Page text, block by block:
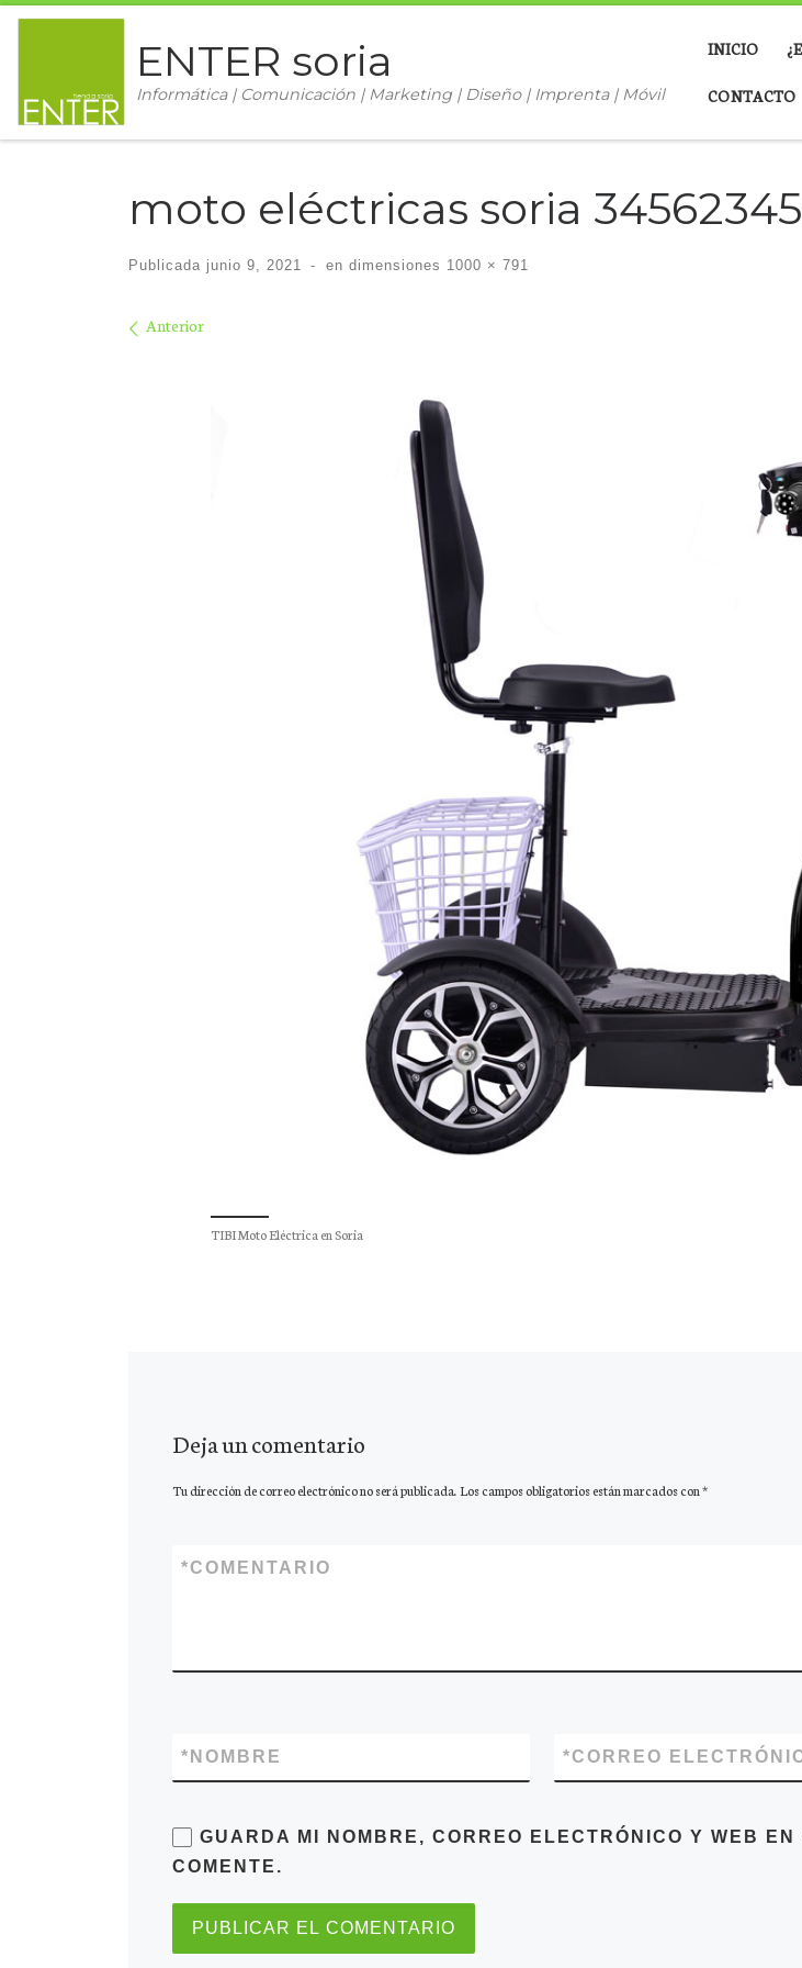
ENTER soria
Informática | Comunicación | Marketing | Diseño | Imprenta | Móvil
INICIO
CONTACTO
moto eléctricas soria 34562345
Publicada junio 9, 2021 - en dimensiones 1000 × 791
Navegación de imágenes
Anterior
TIBI Moto Eléctrica en Soria
Deja un comentario
Tu dirección de correo electrónico no será publicada.Los campos obligatorios están marcados con*
COMENTARIO
*
NOMBRE
* CORREO
*
GUARDA MI NOMBRE, CORREO ELECTRÓNICO Y WEB
COMENTE.